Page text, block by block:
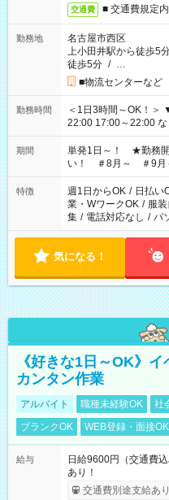
交通費 ■ 交通費規定
勤務地
名古屋市西区
上小田井駅から徒歩5
徒歩5分 / …
■物流センターな
勤務時間
＜1日3時間～OK！＞ ▼ 例えば… ▼ 15:00～18:00 15:00～
22:00 17:00～22:00 など こちら以外の時間もお気軽にご
ださい！
期間
単発1日～！ ★勤務開
い！ ＃8月～ ＃9月
特徴 週1日からOK / 日払い
業・WワークOK / 服
集 / 電話対応なし / パ
気になる！
《好きな1日～OK》
カンタン作業
アルバイト 職種未経験OK 社
ブランクOK
WEB登録・面接OK
給与
日給9600円（交通
あり！
交通費別途支給あり